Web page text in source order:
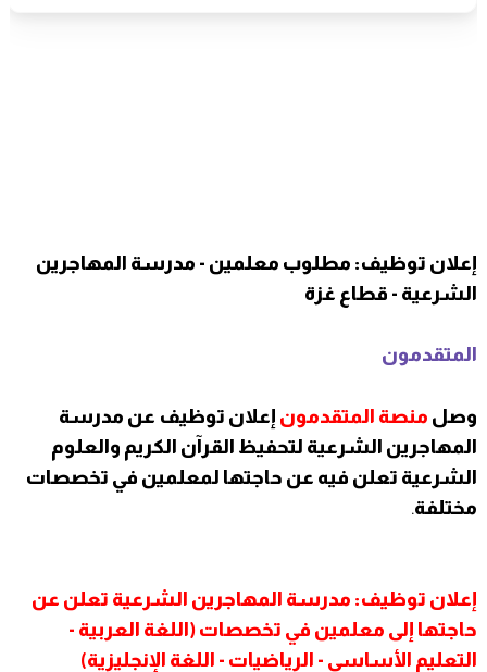
إعلان توظيف: مطلوب معلمين - مدرسة المهاجرين
الشرعية - قطاع غزة
المتقدمون
وصل منصة المتقدمون إعلان توظيف عن مدرسة
المهاجرين الشرعية لتحفيظ القرآن الكريم والعلوم
الشرعية تعلن فيه عن حاجتها لمعلمين في تخصصات
مختلفة.
إعلان توظيف: مدرسة المهاجرين الشرعية تعلن عن
حاجتها إلى معلمين في تخصصات (اللغة العربية -
التعليم الأساسي - الرياضيات - اللغة الإنجليزية)